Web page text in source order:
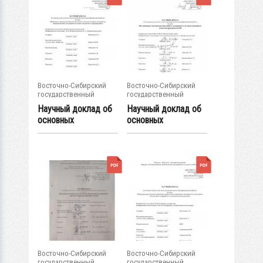
Восточно-Сибирский
государственный
университет...
Научный доклад об
основных
результатах...
Восточно-Сибирский
государственный
университет...
Научный доклад об
основных
результатах...
Восточно-Сибирский
Восточно-Сибирский